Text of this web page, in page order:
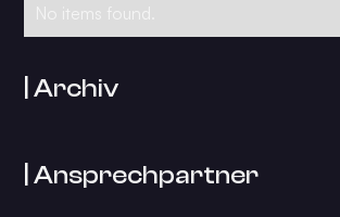
No items found.
| Archiv
| Ansprechpartner